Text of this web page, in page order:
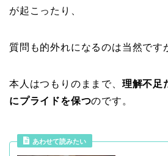
が起こったり、
質問も的外れになるのは当然です
本人はつもりのままで、 理解不足
にプライドを保つのです。
あわせて読みたい